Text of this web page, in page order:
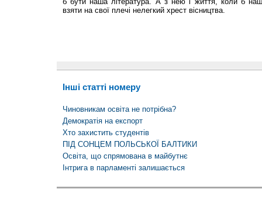
взяти на свої плечі нелегкий хрест вісництва.
Інші статті номеру
Чиновникам освіта не потрібна?
Демократія на експорт
Хто захистить студентів
ПІД СОНЦЕМ ПОЛЬСЬКОЇ БАЛТИКИ
Освіта, що спрямована в майбутнє
Інтрига в парламенті залишається